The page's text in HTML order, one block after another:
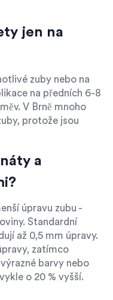
jen na
zuby nebo na
na předních 6-8
V Brně mnoho
protože jsou
a
úpravu zubu -
Standardní
až 0,5 mm úpravy.
zatímco
barvy nebo
o 20 % vyšší.